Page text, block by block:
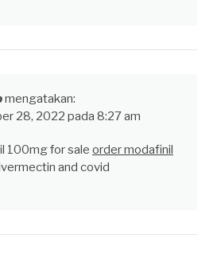
mengatakan:
28, 2022 pada 8:27 am
100mg for sale order modafinil
and covid